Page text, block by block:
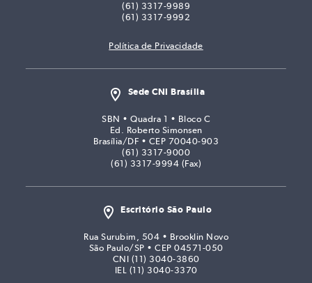
(61) 3317-9989
(61) 3317-9992
Política de Privacidade
Sede CNI Brasília
SBN • Quadra 1 • Bloco C
Ed. Roberto Simonsen
Brasília/DF • CEP 70040-903
(61) 3317-9000
(61) 3317-9994 (Fax)
Escritório São Paulo
Rua Surubim, 504 • Brooklin Novo
São Paulo/SP • CEP 04571-050
CNI (11) 3040-3860
IEL (11) 3040-3370